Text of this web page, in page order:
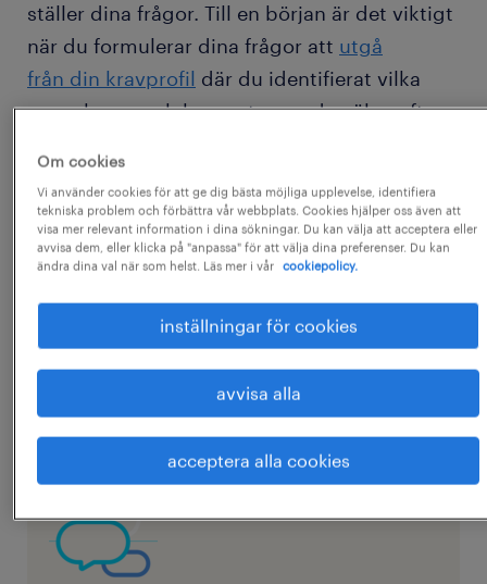
ställer dina frågor. Till en början är det viktigt
när du formulerar dina frågor att utgå
från din kravprofil där du identifierat vilka
egenskaper och kompetenser du söker efter.
undersökande och förklarande/klargörande.
Nedan följer exempel på användbara frågor
och exempel på de olika typerna av frågor
kopplade till en vanligt eftersökt kompetens.
Vi har även satt ihop en intervjuguide med
massa värdefulla tips för hur du optimerar
intervjun.
Om cookies
Vi använder cookies för att ge dig bästa möjliga upplevelse, identifiera
tekniska problem och förbättra vår webbplats. Cookies hjälper oss även att
visa mer relevant information i dina sökningar. Du kan välja att acceptera eller
avvisa dem, eller klicka på "anpassa" för att välja dina preferenser. Du kan
ändra dina val när som helst. Läs mer i vår
cookiepolicy.
inställningar för cookies
avvisa alla
acceptera alla cookies